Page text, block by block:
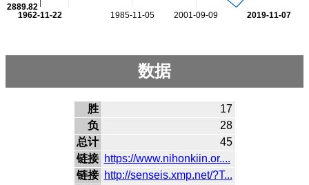
1985-11-05 2001-09-09
1962-11-22 2019-11-07
2889.82
数据
胜
17
负
28
总计
45
链接 https://www.nihonkiin.or....
链接 http://senseis.xmp.net/?T...